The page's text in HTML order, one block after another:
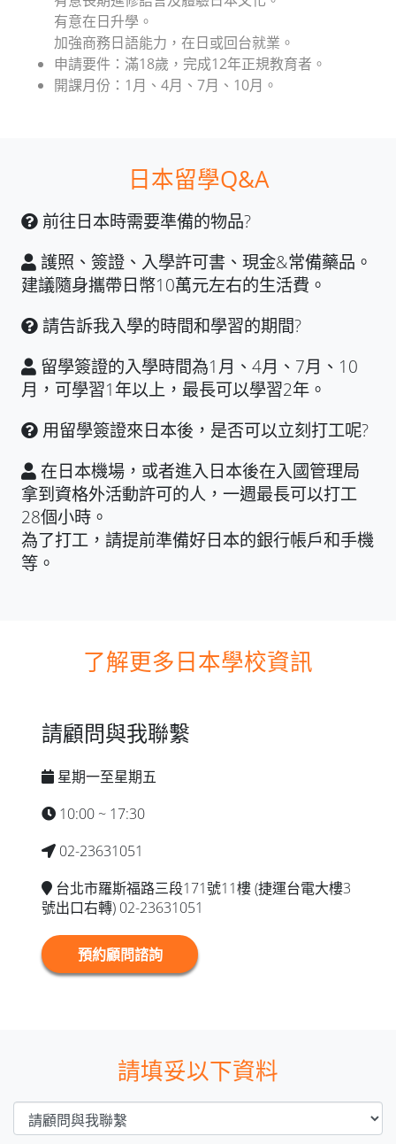
有意在日升學。
加強商務日語能力，在日或回台就業。
申請要件：滿18歲，完成12年正規教育者。
開課月份：1月、4月、7月、10月。
日本留學Q&A
前往日本時需要準備的物品?
護照、簽證、入學許可書、現金&常備藥品。
建議隨身攜帶日幣10萬元左右的生活費。
請告訴我入學的時間和學習的期間?
留學簽證的入學時間為1月、4月、7月、10
月，可學習1年以上，最長可以學習2年。
用留學簽證來日本後，是否可以立刻打工呢?
在日本機場，或者進入日本後在入國管理局
拿到資格外活動許可的人，一週最長可以打工
28個小時。
為了打工，請提前準備好日本的銀行帳戶和手機
等。
了解更多日本學校資訊
請顧問與我聯繫
星期一至星期五
10:00 ~ 17:30
02-23631051
台北市羅斯福路三段171號11樓 (捷運台電大樓3
號出口右轉) 02-23631051
預約顧問諮詢
請填妥以下資料